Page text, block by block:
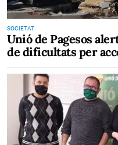
SOCIETAT
Unió de Pagesos
de dificultats per